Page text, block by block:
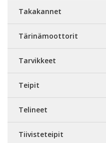
Takakannet
Tärinämoottorit
Tarvikkeet
Teipit
Telineet
Tiivisteteipit